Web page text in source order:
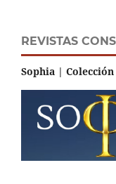
REVISTAS
Sophia |